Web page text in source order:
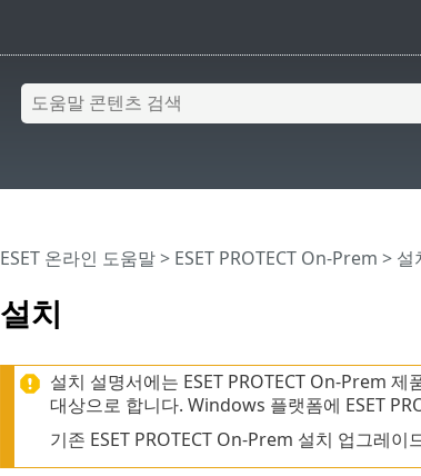
설치
ESET 온라인 도움말> ESET PROTECT On-Prem > 설
설치 설명서에는 ESET PROTECT On-Prem
대상으로 합니다. Windows 플랫폼에 ESET
기존 ESET PROTECT On-Prem 설치 업그레이